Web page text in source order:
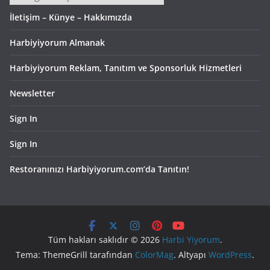
İletişim – Künye – Hakkımızda
Harbiyiyorum Almanak
Harbiyiyorum Reklam, Tanıtım ve Sponsorluk Hizmetleri
Newsletter
Sign In
Sign In
Restoranınızı Harbiyiyorum.com’da Tanıtın!
Tüm hakları saklıdır © 2026 Harbi Yiyorum.
Tema: ThemeGrill tarafından ColorMag. Altyapı WordPress.